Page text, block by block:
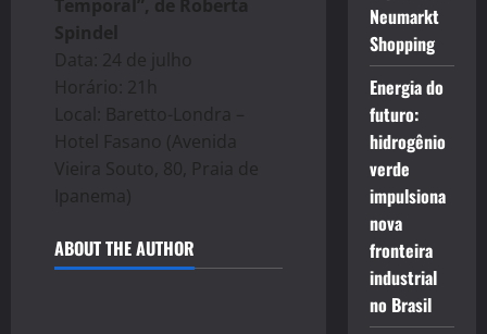
Temporal”, de Roberta
Spindel
Data: 24 de julho
Horário: 21h
Local: Baretto-Londra –
Hotel Fasano (Avenida
Vieira Souto, 80, Praia de
Ipanema)
ABOUT THE AUTHOR
Neumarkt
Shopping
Energia do
futuro:
hidrogênio
verde
impulsiona
nova
fronteira
industrial
no Brasil